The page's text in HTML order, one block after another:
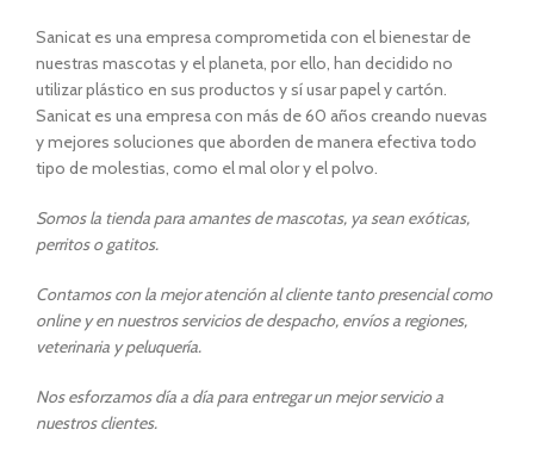
Sanicat es una empresa comprometida con el bienestar de
nuestras mascotas y el planeta, por ello, han decidido no
utilizar plástico en sus productos y sí usar papel y cartón.
Sanicat es una empresa con más de 60 años creando nuevas
y mejores soluciones que aborden de manera efectiva todo
tipo de molestias, como el mal olor y el polvo.
Somos la tienda para amantes de mascotas, ya sean exóticas,
perritos o gatitos.
Contamos con la mejor atención al cliente tanto presencial como
online y en nuestros servicios de despacho, envíos a regiones,
veterinaria y peluquería.
Nos esforzamos día a día para entregar un mejor servicio a
nuestros clientes.